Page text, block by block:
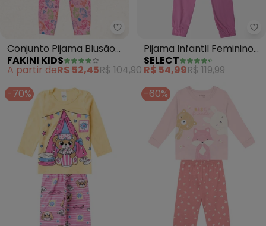
Fakini Kids - Conjunto Pijama
Conjunto Pijama Blusão
Manga Longa e Calça
(Rosa)
FAKINI KIDS
A partir deR$ 52,45R$ 104,90
Pijama Infantil Feminino
(Vermelho)
SELECT
R$ 54,99R$ 119,99
-70%
-60%